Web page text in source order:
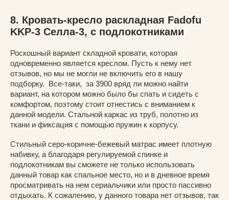
8. Кровать-кресло раскладная Fadofu
KKP-3 Селла-3, с подлокотниками
Роскошный вариант складной кровати, которая
одновременно является креслом. Пусть к нему нет
отзывов, но мы не могли не включить его в нашу
подборку. Все-таки, за 3900 вряд ли можно найти
вариант, на котором можно было бы спать и сидеть с
комфортом, поэтому стоит отнестись с вниманием к
данной модели. Стальной каркас из труб, полотно из
ткани и фиксация с помощью пружин к корпусу.
Стильный серо-коричне-бежевый матрас имеет плотную
набивку, а благодаря регулируемой спинке и
подлокотникам вы сможете не только использовать
данный товар как спальное место, но и в дневное время
просматривать на нем сериальчики или просто пассивно
отдыхать. К сожалению, у данного товара нет отзывов, так